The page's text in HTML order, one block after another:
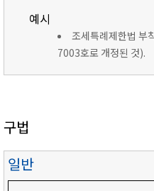
예시
조세특례제한법 부
7003호로 개정된 것).
구법
일반